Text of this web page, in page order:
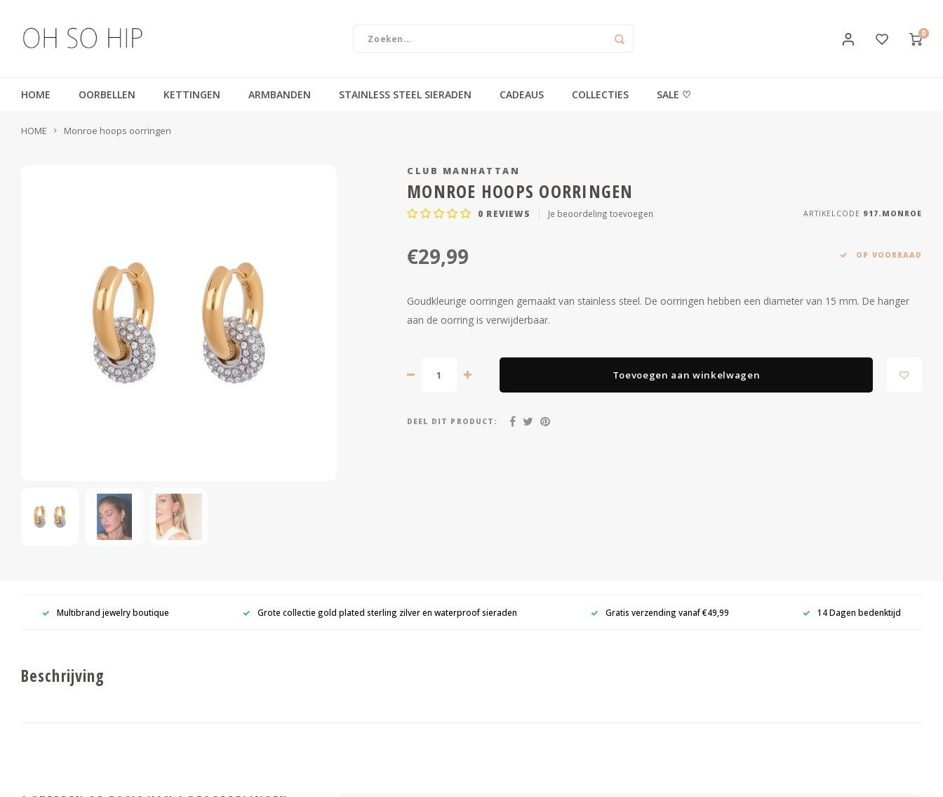
0
HOME OORBELLEN KETTINGEN ARMBANDEN STAINLESS STEEL SIERADEN CADEAUS COLLECTIES SALE ♡
HOME Monroe hoops oorringen
CLUB MANHATTAN
MONROE HOOPS OORRINGEN
0 REVIEWS Je beoordeling toevoegen ARTIKELCODE 917.MONROE
€29,99 OP VOORRAAD
Goudkleurige oorringen gemaakt van stainless steel. De oorringen hebben een diameter van 15 mm. De hanger
aan de oorring is verwijderbaar.
Toevoegen aan winkelwagen
DEEL DIT PRODUCT:
Multibrand jewelry boutique Grote collectie gold plated sterling zilver en waterproof sieraden Gratis verzending vanaf €49,99 14 Dagen bedenktijd
Beschrijving